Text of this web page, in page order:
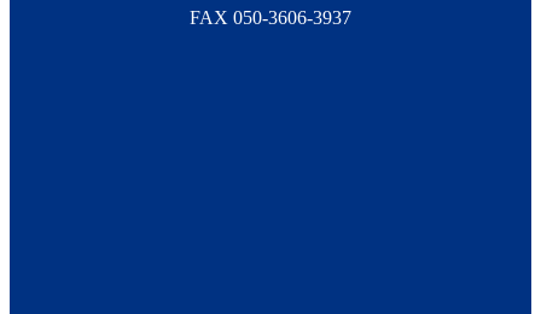
FAX 050-3606-3937